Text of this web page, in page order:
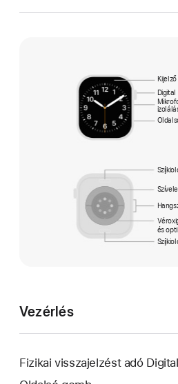
Kijelző
Digital
és
Vezérlés
Fizikai visszajelzést adó